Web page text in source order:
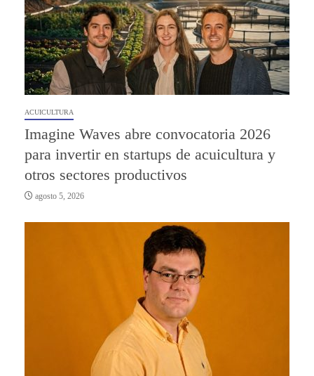
ACUICULTURA
Imagine Waves abre convocatoria 2026
para invertir en startups de acuicultura y
otros sectores productivos
agosto 5, 2026